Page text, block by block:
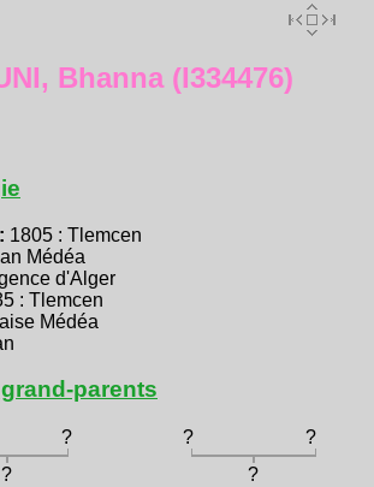
Bhanna (I334476)
1805 : Tlemcen
Médéa
d'Alger
: Tlemcen
Médéa
parents
? ?
?
?
?